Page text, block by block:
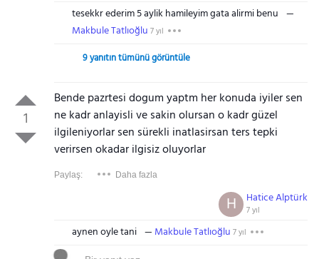
tesekkr ederim 5 aylik hamileyim gata alirmi benu
Makbule Tatlıoğlu 7 yıl
9 yanıtın tümünü görüntüle
1
Bende pazrtesi dogum yaptm her konuda iyiler sen
ne kadr anlayisli ve sakin olursan o kadr güzel
ilgileniyorlar sen sürekli inatlasirsan ters tepki
verirsen okadar ilgisiz oluyorlar
Paylaş: Daha fazla
Hatice Alptürk
7 yıl
H
aynen oyle tani Makbule Tatlıoğlu 7 yıl